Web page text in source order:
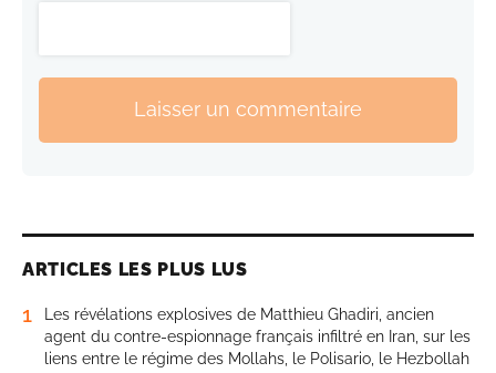
Laisser un commentaire
ARTICLES LES PLUS LUS
1
Les révélations explosives de Matthieu Ghadiri, ancien
agent du contre-espionnage français infiltré en Iran, sur les
liens entre le régime des Mollahs, le Polisario, le Hezbollah